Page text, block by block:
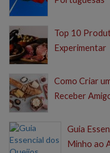
Top 10
Experimentar
Como Criar
Receber
Guia
Minho ao